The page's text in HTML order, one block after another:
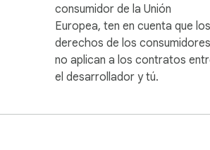
consumidor de la Unión
Europea, ten en cuenta que los
derechos de los consumidores
no aplican a los contratos
el desarrollador y tú.